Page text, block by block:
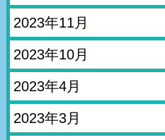
2023年11月
2023年10月
2023年4月
2023年3月